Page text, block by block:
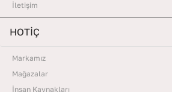
İletişim
HOTİÇ
Markamız
Mağazalar
İnsan Kaynakları